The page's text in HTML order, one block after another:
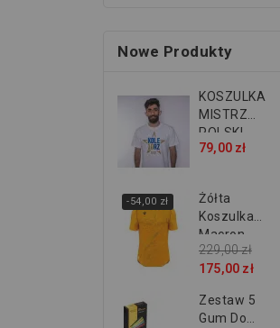
Nowe Produkty
KOSZULKA
MISTRZ
POLSKI
2026...
79,00 zł
-54,00 zł
Żółta
Koszulka
Macron...
229,00 zł
175,00 zł
Zestaw 5
Gum Do